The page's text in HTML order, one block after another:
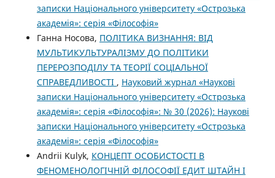
записки Національного університету «Острозька
академія»: серія «Філософія»
Ганна Носова, ПОЛІТИКА ВИЗНАННЯ: ВІД
МУЛЬТИКУЛЬТУРАЛІЗМУ ДО ПОЛІТИКИ
ПЕРЕРОЗПОДІЛУ ТА ТЕОРІЇ СОЦІАЛЬНОЇ
СПРАВЕДЛИВОСТІ , Науковий журнал «Наукові
записки Національного університету «Острозька
академія»: серія «Філософія»: № 30 (2026): Наукові
записки Національного університету «Острозька
академія»: серія «Філософія»
Andrii Kulyk, КОНЦЕПТ ОСОБИСТОСТІ В
ФЕНОМЕНОЛОГІЧНІЙ ФІЛОСОФІЇ ЕДИТ ШТАЙН І